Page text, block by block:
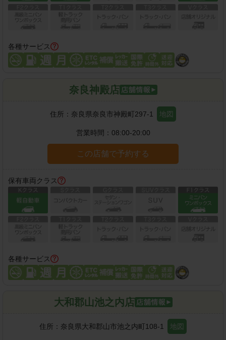
各種サービス
奈良神殿店
住所： 奈良県奈良市神殿町297-1 地図
営業時間： 08:00-20:00
この店舗で予約する
保有車両クラス
各種サービス
大和郡山池之内店
住所： 奈良県大和郡山市池之内町108-1 地図